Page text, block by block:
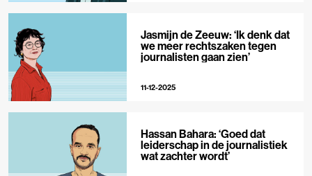
Jasmijn de Zeeuw: ‘Ik denk dat
we meer rechtszaken tegen
journalisten gaan zien’
11-12-2025
Hassan Bahara: ‘Goed dat
leiderschap in de journalistiek
wat zachter wordt’